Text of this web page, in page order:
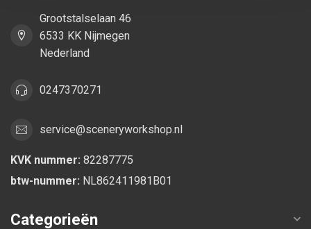
Grootstalselaan 46
6533 KK Nijmegen
Nederland
0247370271
service@sceneryworkshop.nl
KVK nummer: 82287775
btw-nummer: NL862411981B01
Categorieën